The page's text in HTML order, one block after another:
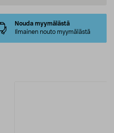
Nouda myymälästä
Ilmainen nouto myymälästä